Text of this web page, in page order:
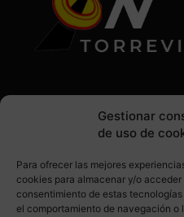
Gestionar
de uso de
Para ofrecer las mejores
cookies para almacenar y/o
consentimiento de estas
el comportamiento de navegación
SÍGUENOS EN